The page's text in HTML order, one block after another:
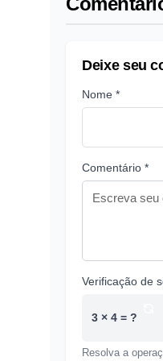
Deixe seu
Nome *
Comentário *
Verificação de
3 × 4 = ?
Resolva a